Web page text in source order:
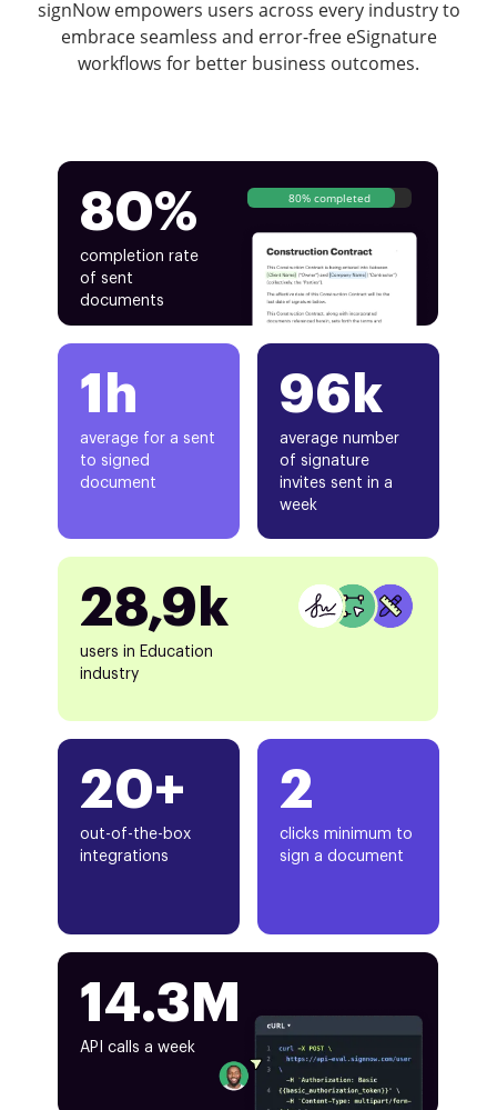
signNow empowers users across every industry to
embrace seamless and error-free eSignature
workflows for better business outcomes.
80%
completion rate
of sent
documents
80% completed
1h
average for a sent
to signed
document
20+
out-of-the-box
integrations
96k
average number
of signature
invites sent in a
week
28,9k
users in Education
industry
2
clicks minimum to
sign a document
14.3M
API calls a week